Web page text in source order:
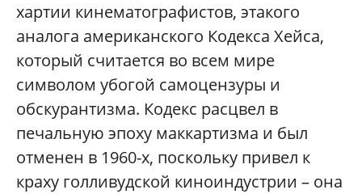
хартии кинематографистов, этакого
аналога американского Кодекса Хейса,
который считается во всем мире
символом убогой самоцензуры и
обскурантизма. Кодекс расцвел в
печальную эпоху маккартизма и был
отменен в 1960-х, поскольку привел к
краху голливудской киноиндустрии – она